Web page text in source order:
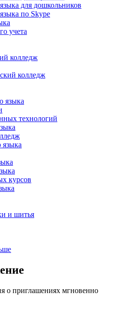
для дошкольников
по Skype
учета
колледж
колледж
языка
технологий
языка
курсов
и шитья
о приглашениях мгновенно